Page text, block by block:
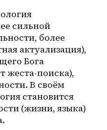
сильной
более
актуализация),
Бога
жеста-поиска),
В своём
становится
(жизни, языка)